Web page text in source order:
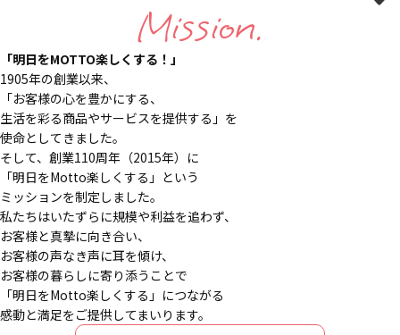
Mission.
「明日をMOTTO楽しくする！」
1905年の創業以来、
「お客様の心を豊かにする、
生活を彩る商品やサービスを提供する」を
使命としてきました。
そして、創業110周年（2015年）に
「明日をMotto楽しくする」という
ミッションを制定しました。
私たちはいたずらに規模や利益を追わず、
お客様と真摯に向き合い、
お客様の声なき声に耳を傾け、
お客様の暮らしに寄り添うことで
「明日をMotto楽しくする」につながる
感動と満足をご提供してまいります。